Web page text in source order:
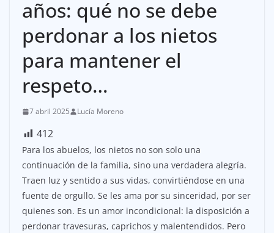
años: qué no se debe
perdonar a los nietos
para mantener el
respeto…
7 abril 2025 Lucía Moreno
412
Para los abuelos, los nietos no son solo una
continuación de la familia, sino una verdadera alegría.
Traen luz y sentido a sus vidas, convirtiéndose en una
fuente de orgullo. Se les ama por su sinceridad, por ser
quienes son. Es un amor incondicional: la disposición a
perdonar travesuras, caprichos y malentendidos. Pero